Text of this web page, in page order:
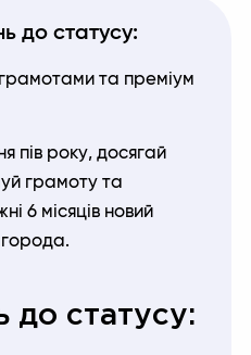
до статусу:
та преміум
пів року, досягай
грамоту та
6 місяців новий
до статусу: